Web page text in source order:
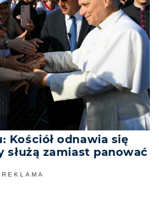
Kościół odnawia się
zamiast panować
REKLAMA